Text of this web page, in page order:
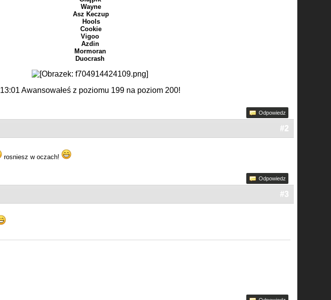
Wayne
Asz Keczup
Hools
Cookie
Vigoo
Azdin
Mormoran
Duocrash
13:01 Awansowałeś z poziomu 199 na poziom 200!
Odpowiedz
#2
rosniesz w oczach!
Odpowiedz
#3